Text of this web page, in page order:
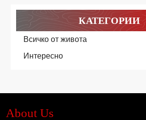
КАТЕГОРИИ
Всичко от живота
Интересно
About Us